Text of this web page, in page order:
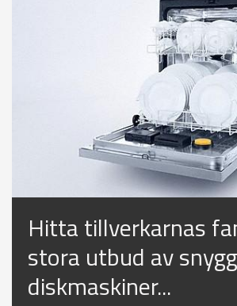
Hitta tillverkarnas
stora utbud av
diskmaskiner...